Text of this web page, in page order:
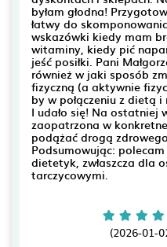
byłam głodna!
łatwy do
wskazówki kiedy mam
witaminy, kiedy pić
jeść posiłki. Pani
również w jaki sposób
fizyczną (a aktywnie
by w połączeniu z dietą
I udało się! Na ostatniej
zaopatrzona w
podążać drogą
Podsumowując:
dietetyk, zwłaszcza dla
tarczycowymi.
(2026-01-